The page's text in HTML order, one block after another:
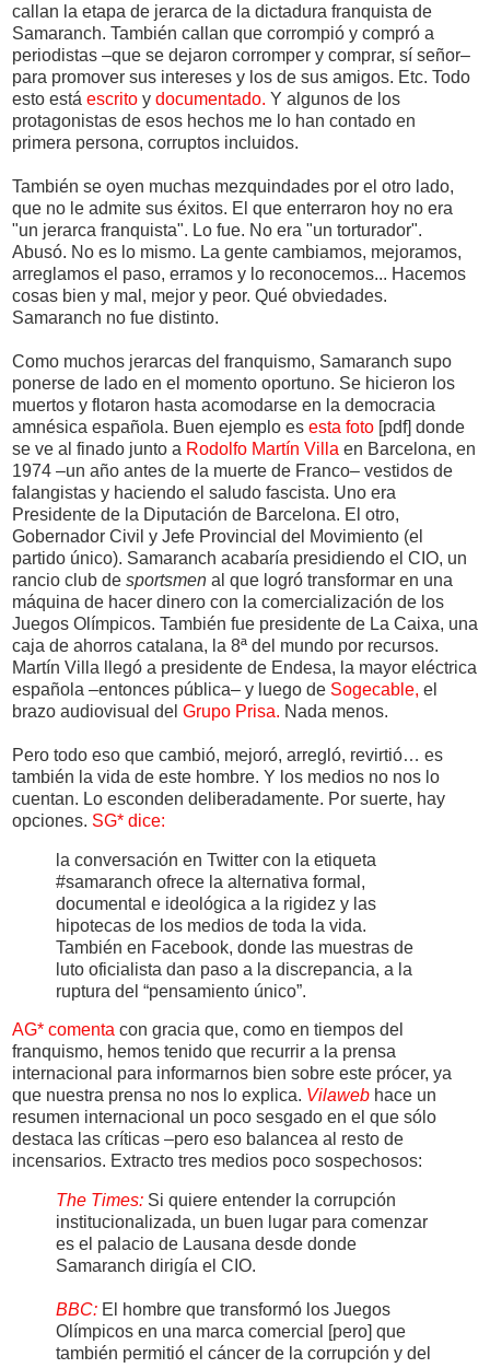
callan la etapa de jerarca de la dictadura franquista de
Samaranch. También callan que corrompió y compró a
periodistas –que se dejaron corromper y comprar, sí señor–
para promover sus intereses y los de sus amigos. Etc. Todo
esto está escrito y documentado. Y algunos de los
protagonistas de esos hechos me lo han contado en
primera persona, corruptos incluidos.
También se oyen muchas mezquindades por el otro lado,
que no le admite sus éxitos. El que enterraron hoy no era
"un jerarca franquista". Lo fue. No era "un torturador".
Abusó. No es lo mismo. La gente cambiamos, mejoramos,
arreglamos el paso, erramos y lo reconocemos... Hacemos
cosas bien y mal, mejor y peor. Qué obviedades.
Samaranch no fue distinto.
Como muchos jerarcas del franquismo, Samaranch supo
ponerse de lado en el momento oportuno. Se hicieron los
muertos y flotaron hasta acomodarse en la democracia
amnésica española. Buen ejemplo es esta foto [pdf] donde
se ve al finado junto a Rodolfo Martín Villa en Barcelona, en
1974 –un año antes de la muerte de Franco– vestidos de
falangistas y haciendo el saludo fascista. Uno era
Presidente de la Diputación de Barcelona. El otro,
Gobernador Civil y Jefe Provincial del Movimiento (el
partido único). Samaranch acabaría presidiendo el CIO, un
rancio club de sportsmen al que logró transformar en una
máquina de hacer dinero con la comercialización de los
Juegos Olímpicos. También fue presidente de La Caixa, una
caja de ahorros catalana, la 8ª del mundo por recursos.
Martín Villa llegó a presidente de Endesa, la mayor eléctrica
española –entonces pública– y luego de Sogecable, el
brazo audiovisual del Grupo Prisa. Nada menos.
Pero todo eso que cambió, mejoró, arregló, revirtió… es
también la vida de este hombre. Y los medios no nos lo
cuentan. Lo esconden deliberadamente. Por suerte, hay
opciones. SG* dice:
la conversación en Twitter con la etiqueta
#samaranch ofrece la alternativa formal,
documental e ideológica a la rigidez y las
hipotecas de los medios de toda la vida.
También en Facebook, donde las muestras de
luto oficialista dan paso a la discrepancia, a la
ruptura del “pensamiento único”.
AG* comenta con gracia que, como en tiempos del
franquismo, hemos tenido que recurrir a la prensa
internacional para informarnos bien sobre este prócer, ya
que nuestra prensa no nos lo explica. Vilaweb hace un
resumen internacional un poco sesgado en el que sólo
destaca las críticas –pero eso balancea al resto de
incensarios. Extracto tres medios poco sospechosos:
The Times: Si quiere entender la corrupción
institucionalizada, un buen lugar para comenzar
es el palacio de Lausana desde donde
Samaranch dirigía el CIO.
BBC: El hombre que transformó los Juegos
Olímpicos en una marca comercial [pero] que
también permitió el cáncer de la corrupción y del